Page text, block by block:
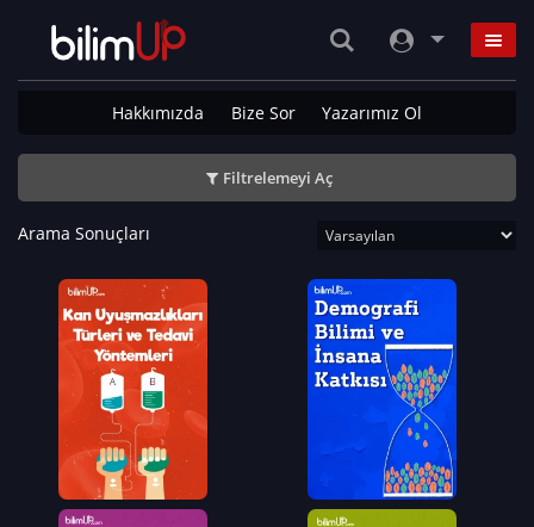
Hakkımızda Bize Sor Yazarımız Ol
Filtrelemeyi Aç
Arama Sonuçları